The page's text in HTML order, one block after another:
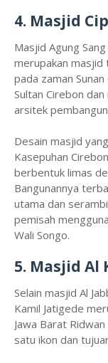
4. Masjid
Masjid Agung
merupakan masjid
pada zaman
Sultan Cirebon
arsitek
Desain masjid
Kasepuhan
berbentuk limas
Bangunannya
utama dan
pemisah
Wali Songo.
5. Masjid Al
Selain masjid Al
Kamil Jatigede
Jawa Barat
satu ikon dan